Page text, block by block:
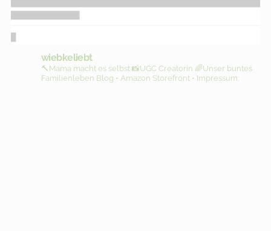
wiebkeliebt
🔨Mama macht es selbst📸UGC Creatorin 🌈Unser buntes
Familienleben Blog • Amazon Storefront • Impressum: